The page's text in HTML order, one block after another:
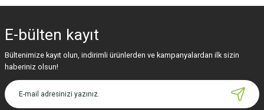
E-bülten kayıt
Bültenimize kayıt olun, indirimli ürünlerden ve kampanyalardan ilk sizin
haberiniz olsun!